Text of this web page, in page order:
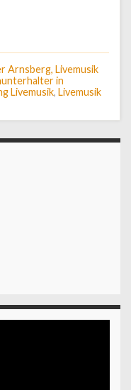
Arnsberg, Livemusik
in
Livemusik, Livemusik